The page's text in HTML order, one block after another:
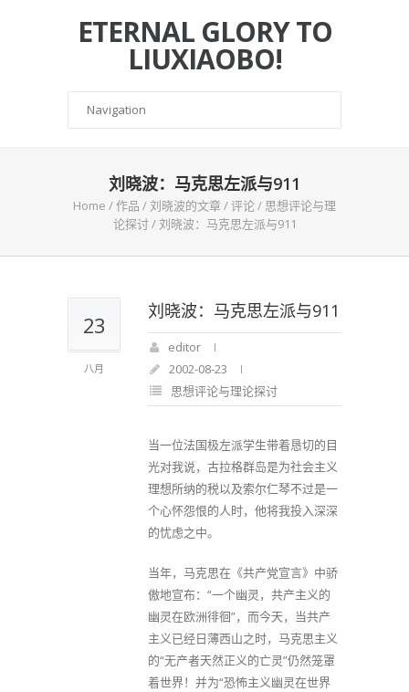
ETERNAL GLORY TO
LIUXIAOBO!
刘晓波：马克思左派与911
Home /作品 /刘晓波的文章/评论/ 思想评论与理
论探讨/刘晓波：马克思左派与911
23
八月
刘晓波：马克思左派与911
editor
2002-08-23
思想评论与理论探讨
当一位法国极左派学生带着恳切的目
光对我说，古拉格群岛是为社会主义
理想所纳的税以及索尔仁琴不过是一
个心怀怨恨的人时，他将我投入深深
的忧虑之中。
当年，马克思在《共产党宣言》中骄
傲地宣布：“一个幽灵，共产主义的
幽灵在欧洲徘徊”，而今天，当共产
主义已经日薄西山之时，马克思主义
的“无产者天然正义的亡灵”仍然笼罩
着世界！并为“恐怖主义幽灵在世界